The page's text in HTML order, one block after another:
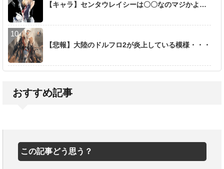
【キャラ】センタウレイシーは〇〇なのマジかよ…
【悲報】大陸のドルフロ2が炎上している模様・・・
おすすめ記事
この記事どう思う？